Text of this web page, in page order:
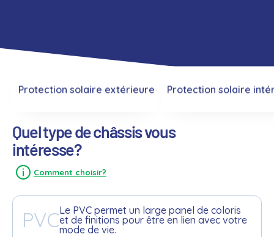
Protection solaire extérieure Protection solaire
Quel type de châssis vous
intéresse?
Comment choisir?
PVCLe PVC permet un large panel de coloris
et de finitions pour être en lien avec votre
mode de vie.